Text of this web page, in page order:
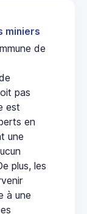
miniers
de
pas
est
en
une
plus, les
à une